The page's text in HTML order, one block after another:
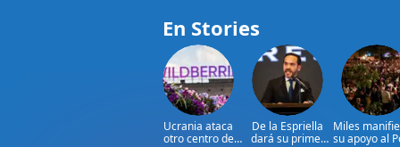
En Stories
Ucrania ataca
otro centro de
De la Espriella
dará su primer
Miles
su apoyo al